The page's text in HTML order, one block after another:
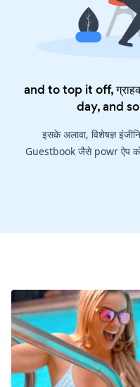
and to top it off,
day, and
इसके अलावा, विशेषज्ञ
Guestbook जैसे powr ऐप को